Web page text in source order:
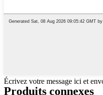
Écrivez votre message ici et
Produits connexes